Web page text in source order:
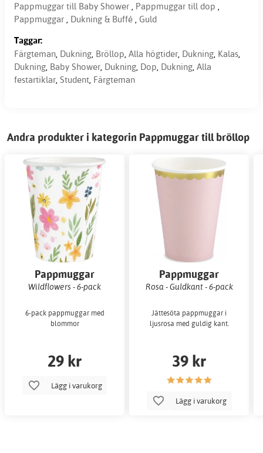
Pappmuggar till Baby Shower , Pappmuggar till dop ,
Pappmuggar , Dukning & Buffé , Guld
Taggar:
Färgteman, Dukning, Bröllop, Alla högtider, Dukning, Kalas,
Dukning, Baby Shower, Dukning, Dop, Dukning, Alla
festartiklar, Student, Färgteman
Andra produkter i kategorin Pappmuggar till bröllop
Pappmuggar
Wildflowers - 6-pack
6-pack pappmuggar med
blommor
29 kr
Lägg i varukorg
Pappmuggar
Rosa - Guldkant - 6-pack
Jättesöta pappmuggar i
ljusrosa med guldig kant.
39 kr
Lägg i varukorg